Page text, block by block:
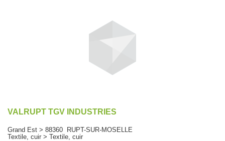
VALRUPT TGV INDUSTRIES
Grand Est > 88360 RUPT-SUR-MOSELLE
Textile, cuir > Textile, cuir